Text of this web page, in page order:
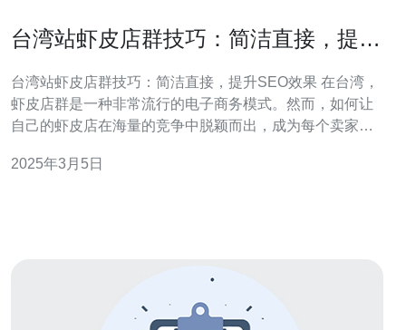
台湾站虾皮店群技巧：简洁直接，提升
台湾站虾皮店群技巧：简洁直接，提升SEO效果 在台湾，
虾皮店群是一种非常流行的电子商务模式。然而，如何让
自己的虾皮店在海量的竞争中脱颖而出，成为每个卖家都
台湾站虾皮店提升SEO效果，吸引更多的潜在客户。 在进
2025年3月5日